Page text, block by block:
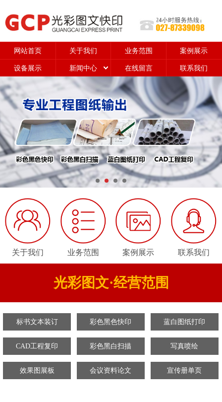
网站首页 关于我们 业务范围 案例展示
设备展示 新闻中心 在线留言 联系我们
关于我们 业务范围 案例展示 联系我们
光彩图文·经营范围
标书文本装订 彩色黑色快印 蓝白图纸打印
CAD工程复印 彩色黑白扫描 写真喷绘
效果图展板 会议资料论文 宣传册单页